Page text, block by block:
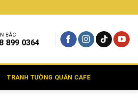
BẮC
899 0364
TRANH TƯỜNG QUÁN CAFE